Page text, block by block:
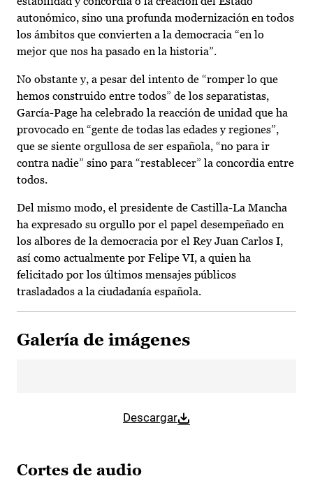
autonómico, sino una profunda modernización en todos
los ámbitos que convierten a la democracia “en lo
mejor que nos ha pasado en la historia”.
No obstante y, a pesar del intento de “romper lo que
hemos construido entre todos” de los separatistas,
García-Page ha celebrado la reacción de unidad que ha
provocado en “gente de todas las edades y regiones”,
que se siente orgullosa de ser española, “no para ir
contra nadie” sino para “restablecer” la concordia entre
todos.
Del mismo modo, el presidente de Castilla-La Mancha
ha expresado su orgullo por el papel desempeñado en
los albores de la democracia por el Rey Juan Carlos I,
así como actualmente por Felipe VI, a quien ha
felicitado por los últimos mensajes públicos
trasladados a la ciudadanía española.
Galería de imágenes
Descargar
Cortes de audio